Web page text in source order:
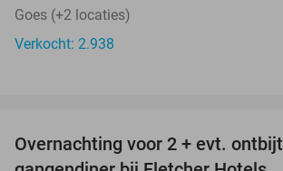
Goes (+2 locaties)
Verkocht: 2.938
Overnachting voor 2 + evt.